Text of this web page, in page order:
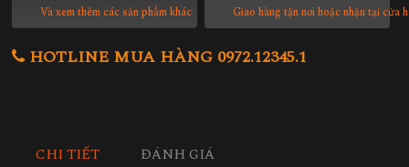
Và xem thêm các sản phẩm khác Giao hàng tận nơi hoặc nhận tại cửa
HOTLINE MUA HÀNG 0972.12345.1
CHI TIẾT ĐÁNH GIÁ